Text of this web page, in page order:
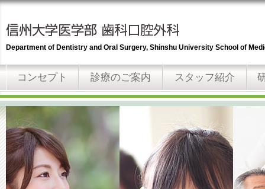
Department of Dentistry and Oral Surgery, Shinshu University School of
コンセプト 診療のご案内 スタッフ紹介